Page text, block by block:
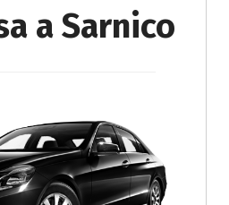
a Sarnico